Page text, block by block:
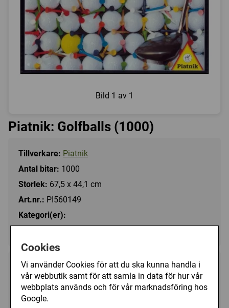
Cookies
Vi använder Cookies för att du ska kunna handla i
vår webbutik samt för att samla in data för hur vår
webbplats används och för vår marknadsföring hos
Google.
Bild 1 av 1
Piatnik: Golfballs (1000)
Tillverkare: Piatnik
Antal bitar: 1000
Storlek: 67,5 x 44,1 cm
Art.nr.: PI560149
Kategori(er):
149 kr Utgått
Ej tillgänglig